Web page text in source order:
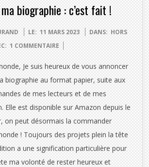
biographie : c’est fait !
LE: 11 MARS 2023 DANS: HORS
1 COMMENTAIRE
Je suis heureux de vous annoncer
biographie au format papier, suite aux
de mes lecteurs et de mes
Elle est disponible sur Amazon depuis le
on peut désormais la commander
! Toujours des projets plein la tête
a une signification particulière pour
ma volonté de rester heureux et